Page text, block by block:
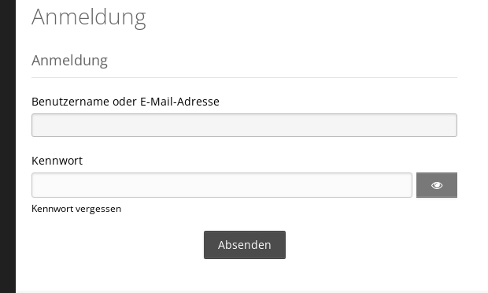
Anmeldung
Anmeldung
Benutzername oder E-Mail-Adresse
Kennwort
Kennwort vergessen